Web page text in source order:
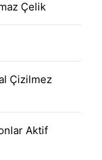
Çelik
Çizilmez
Aktif